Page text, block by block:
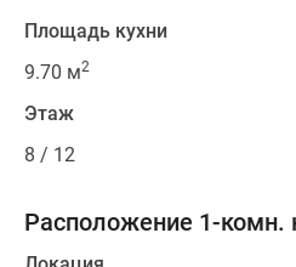
Площадь кухни
9.70 м2
Этаж
8 / 12
Расположение 1-комн.